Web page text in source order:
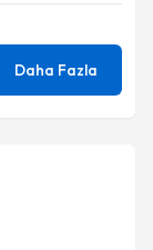
Daha Fazla